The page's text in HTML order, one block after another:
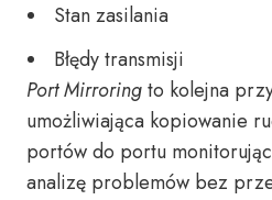
Stan zasilania
Błędy transmisji
Port Mirroringto kolejna
umożliwiająca kopiowanie
portów do portu
analizę problemów bez